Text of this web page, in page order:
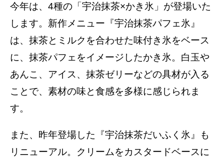
今年は、4種の「宇治抹茶×かき氷」が登場いた
します。新作メニュー『宇治抹茶パフェ氷』
は、抹茶とミルクを合わせた味付き氷をベース
に、抹茶パフェをイメージしたかき氷。白玉や
あんこ、アイス、抹茶ゼリーなどの具材が入る
ことで、素材の味と食感を多様に感じられま
す。
また、昨年登場した『宇治抹茶だいふく氷』も
リニューアル。クリームをカスタードベースに